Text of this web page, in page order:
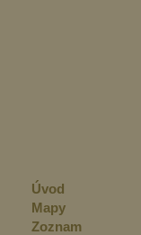
Úvod
Mapy
Zoznam